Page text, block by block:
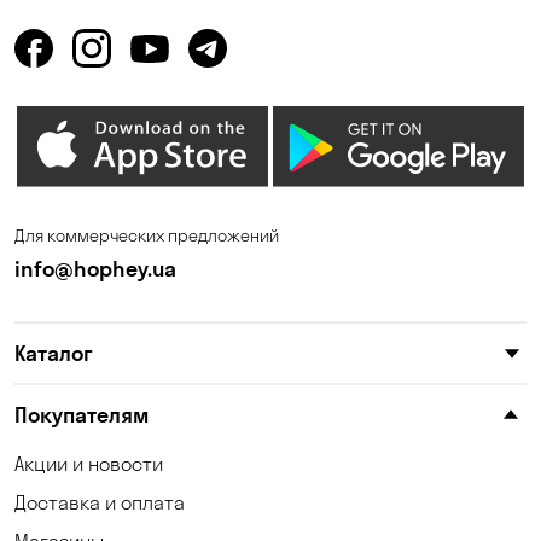
Горишние Плавни
Елизаветовка Зазимье
Калиновка
Киев
Княжичи
Котовка
Для коммерческих предложений
info@hophey.ua
Каталог
Покупателям
Акции и новости
Доставка и оплата